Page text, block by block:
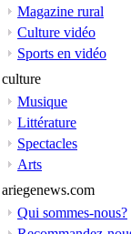
Magazine rural
Culture vidéo
Sports en vidéo
culture
Musique
Littérature
Spectacles
Arts
ariegenews.com
Qui sommes-nous?